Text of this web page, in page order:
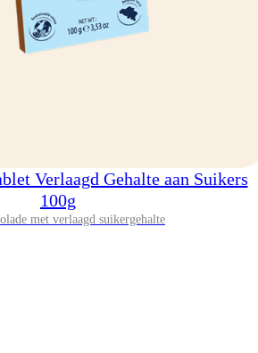
Verlaagd Gehalte aan Suikers
100g
met verlaagd suikergehalte